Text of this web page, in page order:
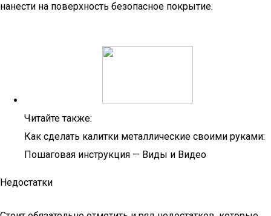
нанести на поверхность безопасное покрытие.
Читайте также:
Как сделать калитки металлические своими руками:
Пошаговая инструкция — Виды и Видео
Недостатки